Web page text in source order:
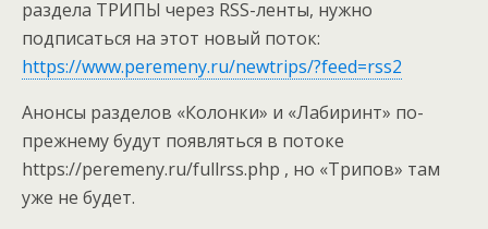
раздела ТРИПЫ через RSS-ленты, нужно
подписаться на этот новый поток:
https://www.peremeny.ru/newtrips/?feed=rss2
Анонсы разделов «Колонки» и «Лабиринт» по-
прежнему будут появляться в потоке
https://peremeny.ru/fullrss.php , но «Трипов» там
уже не будет.